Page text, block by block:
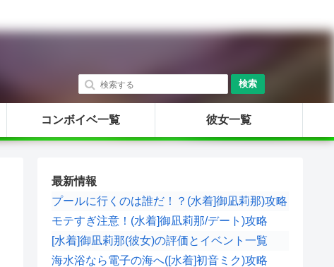
検索
コンボイベ一覧 彼女一覧
最新情報
プールに行くのは誰だ！？(水着]御凪莉那)攻略
モテすぎ注意！(水着]御凪莉那/デート)攻略
[水着]御凪莉那(彼女)の評価とイベント一覧
海水浴なら電子の海へ([水着]初音ミク)攻略